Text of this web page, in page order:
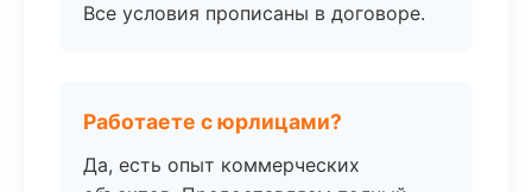
Все условия прописаны в договоре.
Работаете с юрлицами?
Да, есть опыт коммерческих